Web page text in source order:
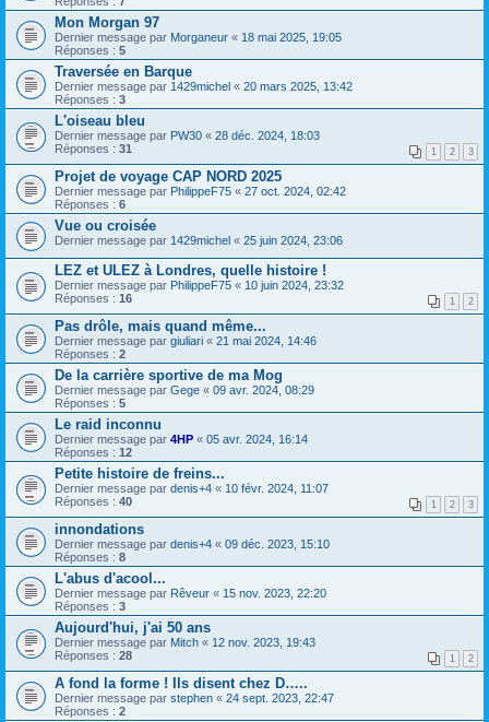
Mon Morgan 97
Dernier message par Morganeur « 18 mai 2025, 19:05
Réponses : 5
Traversée en Barque
Dernier message par 1429michel « 20 mars 2025, 13:42
Réponses : 3
L'oiseau bleu
Dernier message par PW30 « 28 déc. 2024, 18:03
Réponses : 31 1 2 3
Projet de voyage CAP NORD 2025
Dernier message par PhilippeF75 « 27 oct. 2024, 02:42
Réponses : 6
Vue ou croisée
Dernier message par 1429michel « 25 juin 2024, 23:06
LEZ et ULEZ à Londres, quelle histoire !
Dernier message par PhilippeF75 « 10 juin 2024, 23:32
Réponses : 16 1 2
Pas drôle, mais quand même...
Dernier message par giuliari « 21 mai 2024, 14:46
Réponses : 2
De la carrière sportive de ma Mog
Dernier message par Gege « 09 avr. 2024, 08:29
Réponses : 5
Le raid inconnu
Dernier message par 4HP « 05 avr. 2024, 16:14
Réponses : 12
Petite histoire de freins...
Dernier message par denis+4 « 10 févr. 2024, 11:07
Réponses : 40 1 2 3
innondations
Dernier message par denis+4 « 09 déc. 2023, 15:10
Réponses : 8
L'abus d'acool...
Dernier message par Rêveur « 15 nov. 2023, 22:20
Réponses : 3
Aujourd'hui, j'ai 50 ans
Dernier message par Mitch « 12 nov. 2023, 19:43
Réponses : 28 1 2
A fond la forme ! Ils disent chez D…..
Dernier message par stephen « 24 sept. 2023, 22:47
Réponses : 2